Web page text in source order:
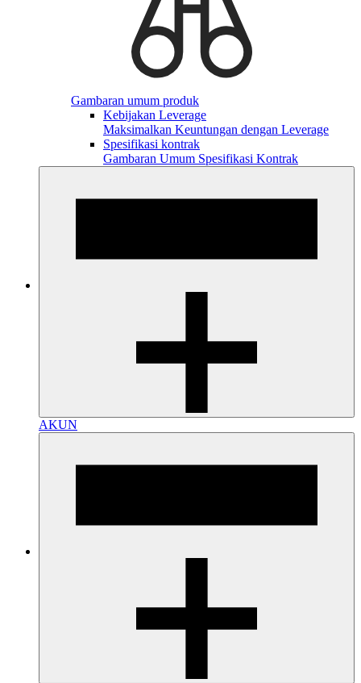
Gambaran umum produk
Kebijakan Leverage
Maksimalkan Keuntungan dengan Leverage
Spesifikasi kontrak
Gambaran Umum Spesifikasi Kontrak
AKUN